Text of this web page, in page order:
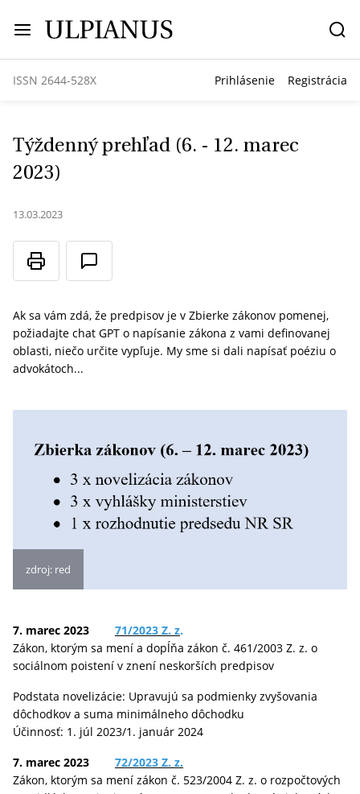
ISSN 2644-528X Prihlásenie Registrácia
Týždenný prehľad (6. - 12. marec
2023)
13.03.2023
Ak sa vám zdá, že predpisov je v Zbierke zákonov pomenej,
požiadajte chat GPT o napísanie zákona z vami definovanej
oblasti, niečo určite vypľuje. My sme si dali napísať poéziu o
advokátoch...
zdroj: red
7. marec 2023 71/2023 Z. z.
Zákon, ktorým sa mení a dopĺňa zákon č. 461/2003 Z. z. o
sociálnom poistení v znení neskorších predpisov
Podstata novelizácie: Upravujú sa podmienky zvyšovania
dôchodkov a suma minimálneho dôchodku
Účinnosť: 1. júl 2023/1. január 2024
7. marec 2023 72/2023 Z. z.
Zákon, ktorým sa mení zákon č. 523/2004 Z. z. o rozpočtových